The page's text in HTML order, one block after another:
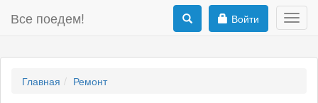
Все поедем! Войти
Главная Ремонт